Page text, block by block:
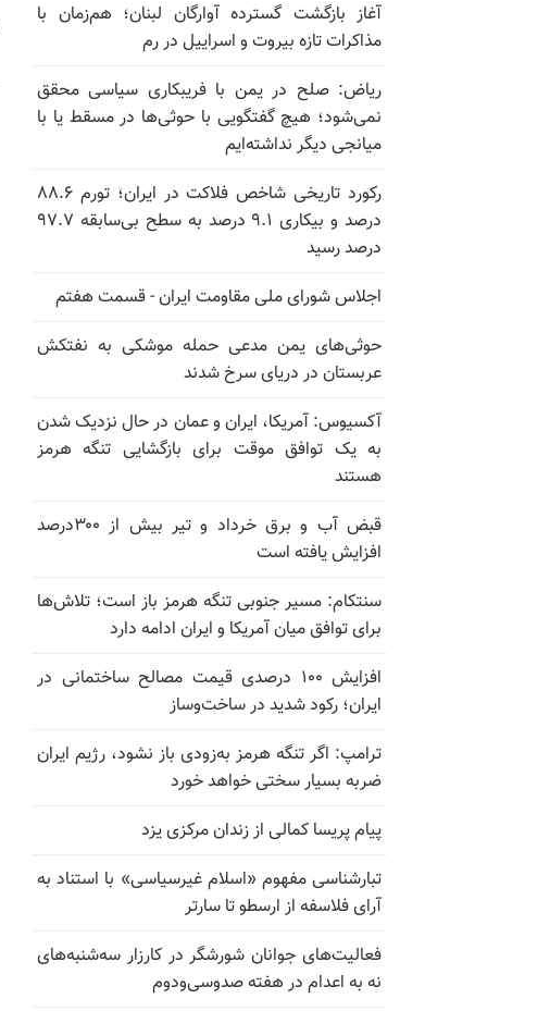
آغاز بازگشت گسترده آوارگان لبنان؛ هم‌زمان با
مذاکرات تازه بیروت و اسراییل در رم
ریاض: صلح در یمن با فریبکاری سیاسی محقق
نمی‌شود؛ هیچ گفتگویی با حوثی‌ها در مسقط یا با
میانجی دیگر نداشته‌ایم
رکورد تاریخی شاخص فلاکت در ایران؛ تورم ۸۸.۶
درصد و بیکاری ۹.۱ درصد به سطح بی‌سابقه ۹۷.۷
درصد رسید
اجلاس شورای ملی مقاومت ایران - قسمت هفتم
حوثی‌های یمن مدعی حمله موشکی به نفتکش
عربستان در دریای سرخ شدند
آکسیوس: آمریکا، ایران و عمان در حال نزدیک شدن
به یک توافق موقت برای بازگشایی تنگه هرمز
هستند
قبض آب و برق خرداد و تیر بیش از ۳۰۰درصد
افزایش یافته است
سنتکام: مسیر جنوبی تنگه هرمز باز است؛ تلاش‌ها
برای توافق میان آمریکا و ایران ادامه دارد
افزایش ۱۰۰ درصدی قیمت مصالح ساختمانی در
ایران؛ رکود شدید در ساخت‌وساز
ترامپ: اگر تنگه هرمز به‌زودی باز نشود، رژیم ایران
ضربه بسیار سختی خواهد خورد
پیام پریسا کمالی از زندان مرکزی یزد
تبارشناسی مفهوم «اسلام غیرسیاسی» با استناد به
آرای فلاسفه از ارسطو تا سارتر
فعالیت‌های جوانان شورشگر در کارزار سه‌شنبه‌های
نه به اعدام در هفته صدوسی‌و‌دوم